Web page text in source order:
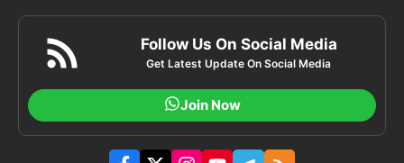
Follow Us On Social Media
Get Latest Update On Social Media
Join Now